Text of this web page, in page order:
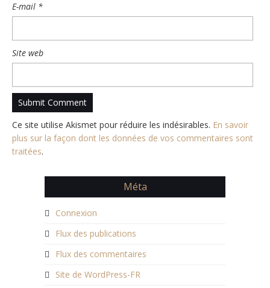
E-mail *
Site web
Ce site utilise Akismet pour réduire les indésirables. En savoir
plus sur la façon dont les données de vos commentaires sont
traitées.
Méta
Connexion
Flux des publications
Flux des commentaires
Site de WordPress-FR